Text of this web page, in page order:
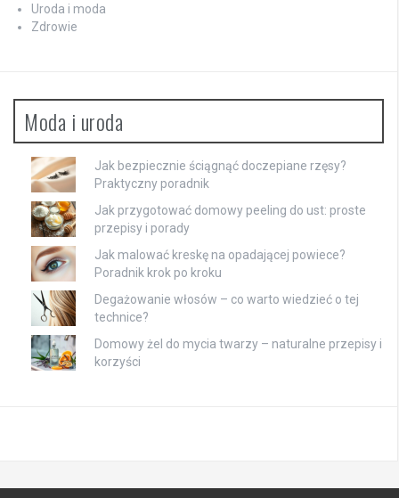
Uroda i moda
Zdrowie
Moda i uroda
Jak bezpiecznie ściągnąć doczepiane rzęsy?
Praktyczny poradnik
Jak przygotować domowy peeling do ust: proste
przepisy i porady
Jak malować kreskę na opadającej powiece?
Poradnik krok po kroku
Degażowanie włosów – co warto wiedzieć o tej
technice?
Domowy żel do mycia twarzy – naturalne przepisy i
korzyści